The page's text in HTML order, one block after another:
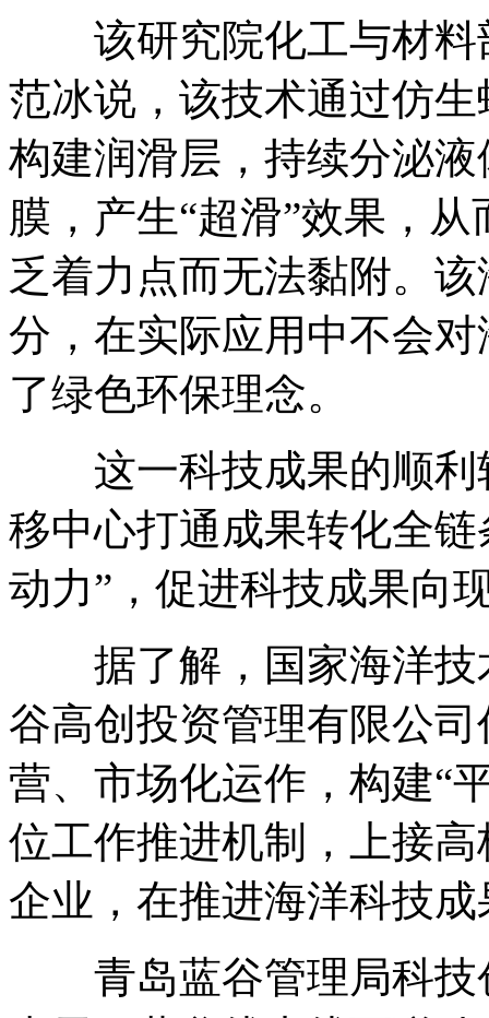
该研究院化工与材料
范冰说，该技术通过仿
构建润滑层，持续分泌
膜，产生“超滑”效果，
乏着力点而无法黏附。
分，在实际应用中不会
了绿色环保理念。
这一科技成果的顺利
移中心打通成果转化全
动力”，促进科技成果向
据了解，国家海洋技
谷高创投资管理有限公
营、市场化运作，构建“
位工作推进机制，上接
企业，在推进海洋科技
青岛蓝谷管理局科技